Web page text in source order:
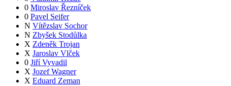
0 Miroslav Řezníček
0 Pavel Seifer
N Vítězslav Sochor
N Zbyšek Stodůlka
X Zdeněk Trojan
X Jaroslav Vlček
0 Jiří Vyvadil
X Jozef Wagner
X Eduard Zeman